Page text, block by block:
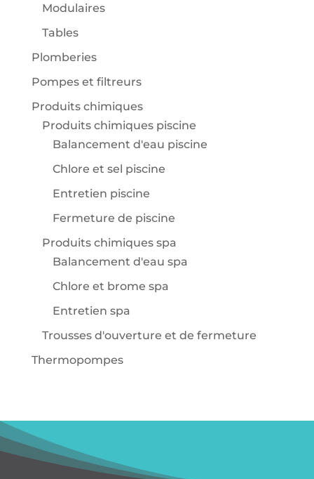
Modulaires
Tables
Plomberies
Pompes et filtreurs
Produits chimiques
Produits chimiques piscine
Balancement d'eau piscine
Chlore et sel piscine
Entretien piscine
Fermeture de piscine
Produits chimiques spa
Balancement d'eau spa
Chlore et brome spa
Entretien spa
Trousses d'ouverture et de fermeture
Thermopompes